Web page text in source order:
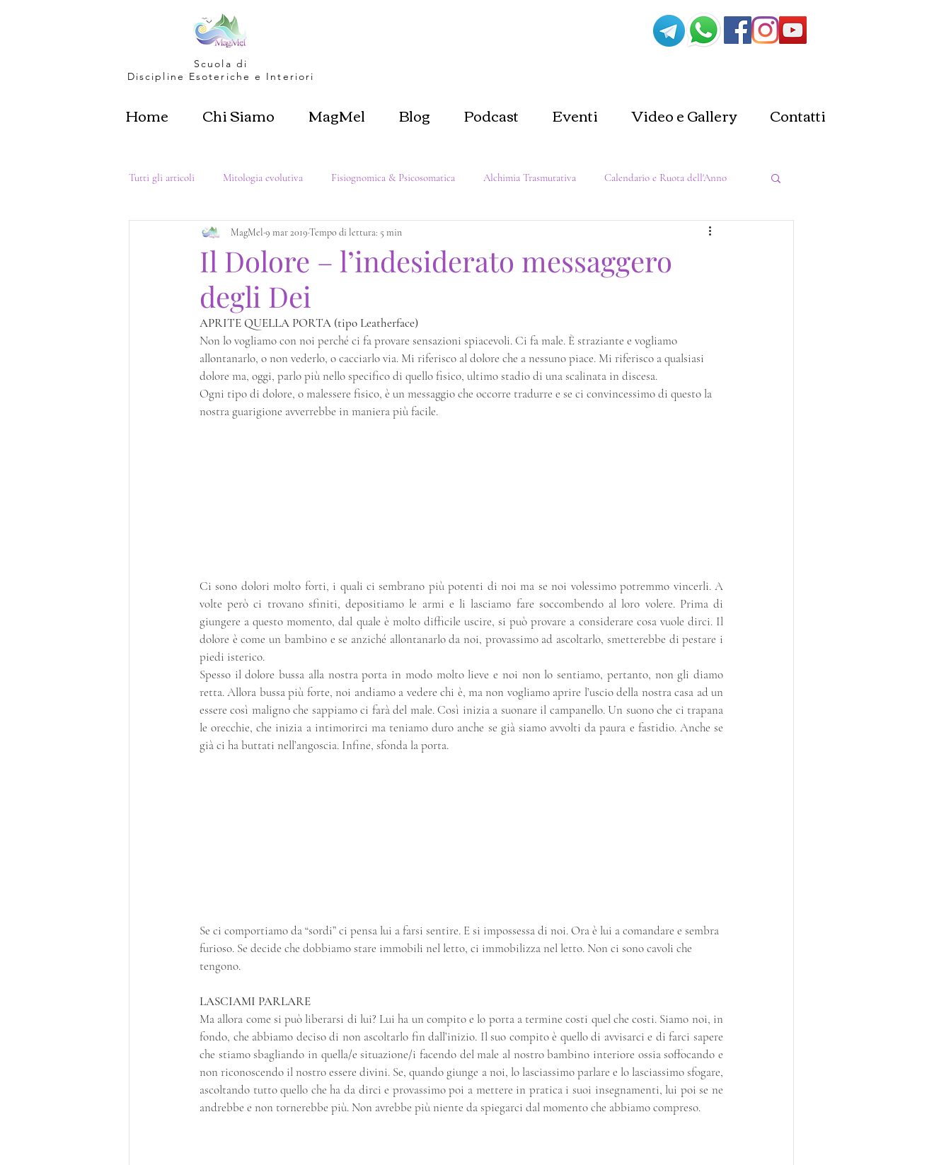
Scuola di
Discipline Esoteriche e Interiori
Home Chi Siamo MagMel Blog Podcast Eventi Video e Gallery Contatti
Tutti gli articoli Mitologia evolutiva Fisiognomica & Psicosomatica Alchimia Trasmutativa Calendario e Ruota dell'Anno
Metafisica & Dimensioni Amore per se stessi Biofilia e Natura Stregoneria
Femminino Sacro
Il Dolore – l’indesiderato messaggero
degli Dei
MagMel 9 mar 2019Tempo di lettura: 5 min
APRITE QUELLA PORTA (tipo Leatherface)
Non lo vogliamo con noi perché ci fa provare sensazioni spiacevoli. Ci fa male. È straziante e vogliamo
allontanarlo, o non vederlo, o cacciarlo via. Mi riferisco al dolore che a nessuno piace. Mi riferisco a qualsiasi
dolore ma, oggi, parlo più nello specifico di quello fisico, ultimo stadio di una scalinata in discesa.
Ogni tipo di dolore, o malessere fisico, è un messaggio che occorre tradurre e se ci convincessimo di questo la
nostra guarigione avverrebbe in maniera più facile.
Ci sono dolori molto forti, i quali ci sembrano più potenti di noi ma se noi volessimo potremmo vincerli. A
volte però ci trovano sfiniti, depositiamo le armi e li lasciamo fare soccombendo al loro volere. Prima di
giungere a questo momento, dal quale è molto difficile uscire, si può provare a considerare cosa vuole dirci. Il
dolore è come un bambino e se anziché allontanarlo da noi, provassimo ad ascoltarlo, smetterebbe di pestare i
piedi isterico.
Spesso il dolore bussa alla nostra porta in modo molto lieve e noi non lo sentiamo, pertanto, non gli diamo
retta. Allora bussa più forte, noi andiamo a vedere chi è, ma non vogliamo aprire l’uscio della nostra casa ad un
essere così maligno che sappiamo ci farà del male. Così inizia a suonare il campanello. Un suono che ci trapana
le orecchie, che inizia a intimorirci ma teniamo duro anche se già siamo avvolti da paura e fastidio. Anche se
già ci ha buttati nell’angoscia. Infine, sfonda la porta.
Se ci comportiamo da “sordi” ci pensa lui a farsi sentire. E si impossessa di noi. Ora è lui a comandare e sembra
furioso. Se decide che dobbiamo stare immobili nel letto, ci immobilizza nel letto. Non ci sono cavoli che
tengono.
LASCIAMI PARLARE
Ma allora come si può liberarsi di lui? Lui ha un compito e lo porta a termine costi quel che costi. Siamo noi, in
fondo, che abbiamo deciso di non ascoltarlo fin dall’inizio. Il suo compito è quello di avvisarci e di farci sapere
che stiamo sbagliando in quella/e situazione/i facendo del male al nostro bambino interiore ossia soffocando e
non riconoscendo il nostro essere divini. Se, quando giunge a noi, lo lasciassimo parlare e lo lasciassimo sfogare,
ascoltando tutto quello che ha da dirci e provassimo poi a mettere in pratica i suoi insegnamenti, lui poi se ne
andrebbe e non tornerebbe più. Non avrebbe più niente da spiegarci dal momento che abbiamo compreso.